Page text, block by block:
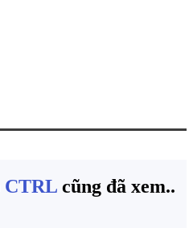
CTRL cũng đã xem..